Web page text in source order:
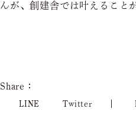
んが、創建舎では叶えること
Share：
LINE Twitter